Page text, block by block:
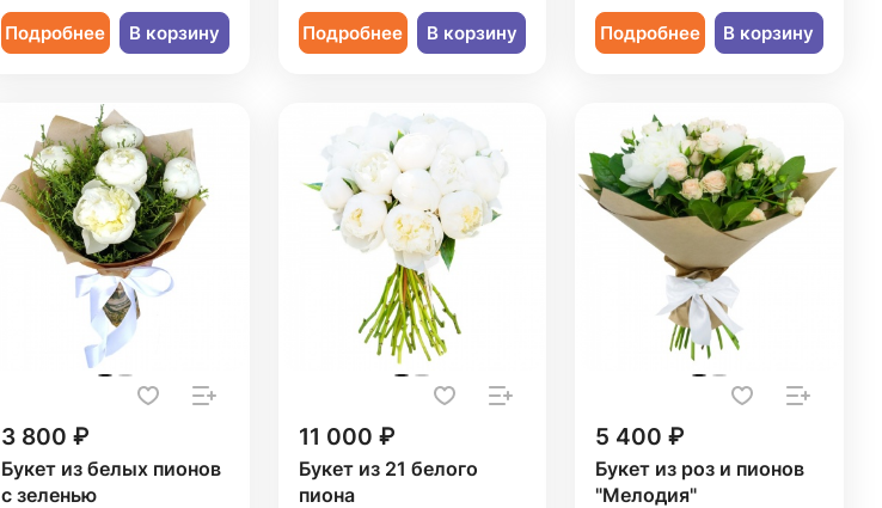
Подробнее В корзину Подробнее В корзину Подробнее В корзину
3 800 ₽
Букет из белых пионов
с зеленью
11 000 ₽
Букет из 21 белого
пиона
5 400 ₽
Букет из роз и пионов
"Мелодия"